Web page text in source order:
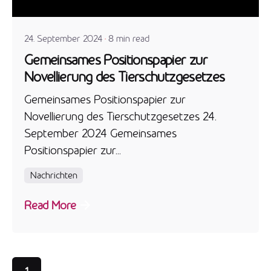
24. September 2024 8 min read
Gemeinsames Positionspapier zur
Novellierung des Tierschutzgesetzes
Gemeinsames Positionspapier zur
Novellierung des Tierschutzgesetzes 24.
September 2024 Gemeinsames
Positionspapier zur...
Nachrichten
Read More